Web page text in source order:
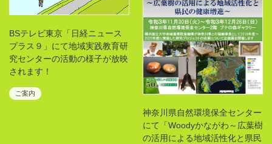
BSテレビ東京「日経ニュース
プラス９」にて地域実践教育研
究センターの活動の様子が放映
されます！
ご案内
神奈川県自然環境保全センター
にて「Woodyかながわ～広葉樹
の活用による地域活性化と県民